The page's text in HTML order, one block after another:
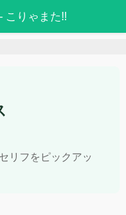
こりゃまた!!
リフをピックアッ